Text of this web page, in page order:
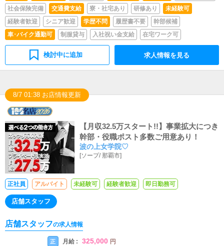
社会保険完備
交通費支給 寮・社宅あり 研修あり
未経験可
経験者歓迎
シニア歓迎 学歴不問 履歴書不要
幹部候補
車･バイク通勤可
制服貸与 入社祝い金支給 在宅ワーク可
検討中に追加 求人情報を見る
8/7 01:38 お店情報更新
【月収32.5万スタート!!】事業拡大につき
幹部・役職ポスト多数ご用意あり！
波の上女学院♡
[ソープ/那覇市]
正社員 アルバイト 未経験可 経験者歓迎 即日勤務可
店舗スタッフ
店舗スタッフの求人情報
正 月給 : 325,000 円